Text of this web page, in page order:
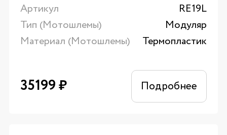
Артикул
RE19L
Тип (Мотошлемы)
Модуляр
Материал (Мотошлемы)
Термопластик
35199₽ Подробнее